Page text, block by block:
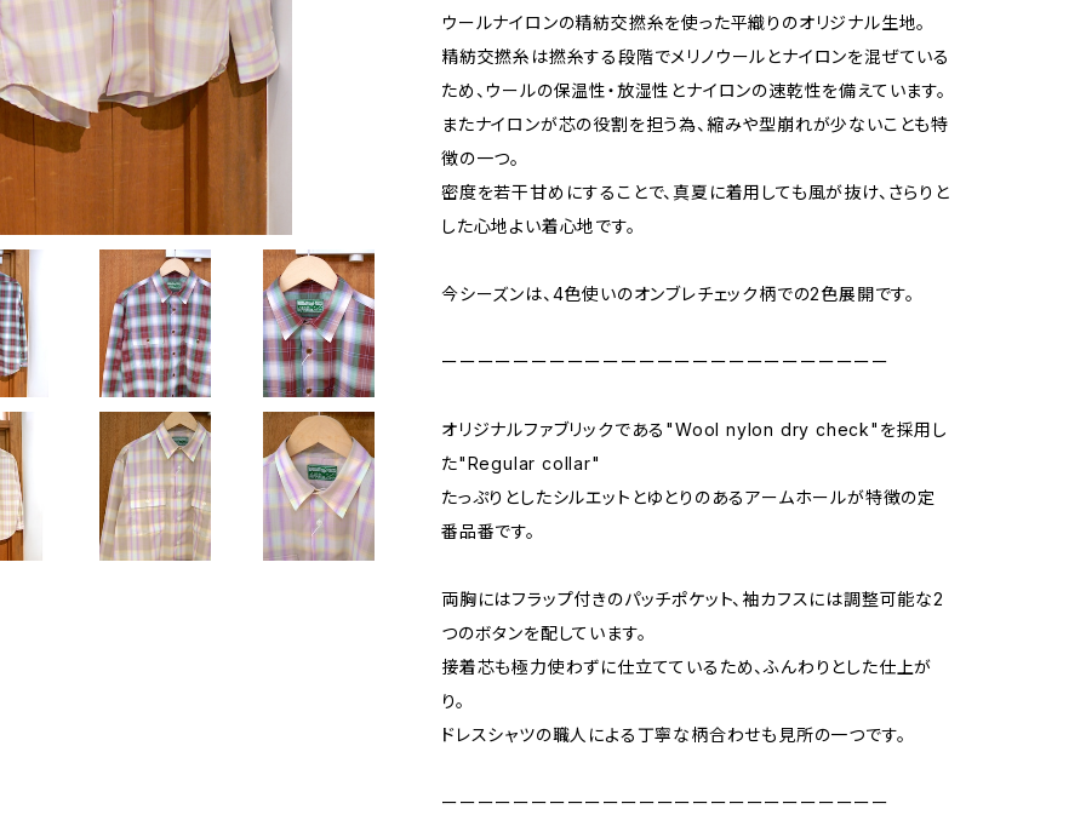
ウールナイロンの精紡交撚糸を使った平織りのオリジナル生地。
精紡交撚糸は撚糸する段階でメリノウールとナイロンを混ぜている
ため、ウールの保温性・放湿性とナイロンの速乾性を備えています。
またナイロンが芯の役割を担う為、縮みや型崩れが少ないことも特
徴の一つ。
密度を若干甘めにすることで、真夏に着用しても風が抜け、さらりと
した心地よい着心地です。
今シーズンは、4色使いのオンブレチェック柄での2色展開です。
ーーーーーーーーーーーーーーーーーーーーーーーーー
オリジナルファブリックである"Wool nylon dry check"を採用し
た"Regular collar"
たっぷりとしたシルエットとゆとりのあるアームホールが特徴の定
番品番です。
両胸にはフラップ付きのパッチポケット、袖カフスには調整可能な2
つのボタンを配しています。
接着芯も極力使わずに仕立てているため、ふんわりとした仕上が
り。
ドレスシャツの職人による丁寧な柄合わせも見所の一つです。
ーーーーーーーーーーーーーーーーーーーーーーーーー